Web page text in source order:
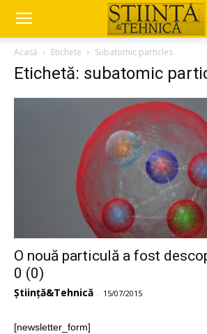
Acasă Etichete Subatomic particles
Etichetă: subatomic
O nouă particulă a fost
0 (0)
Știință&Tehnică - 15/07/2015
[newsletter_form]